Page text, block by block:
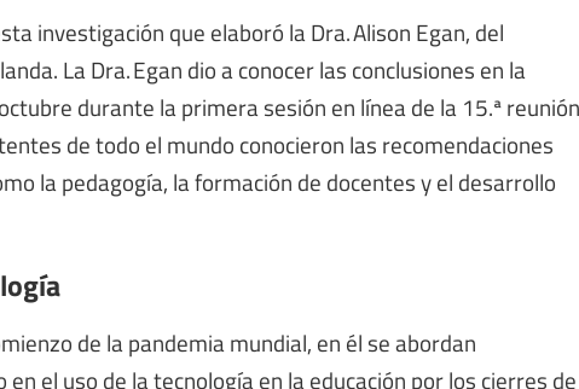
investigación que elaboró la Dra. Alison Egan, del
La Dra. Egan dio a conocer las conclusiones en la
durante la primera sesión en línea de la 15.ª reunión
de todo el mundo conocieron las recomendaciones
la pedagogía, la formación de docentes y el desarrollo
de la pandemia mundial, en él se abordan
el uso de la tecnología en la educación por los cierres de